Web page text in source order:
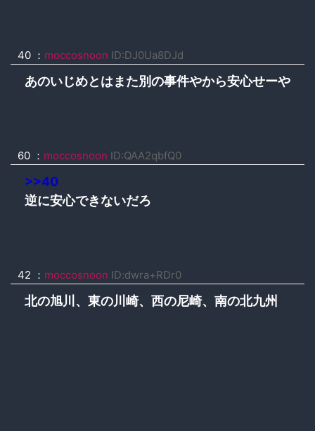
40 ： moccosnoon ID:DJ0Ua8DJd
あのいじめとはまた別の事件やから安心せーや
60 ： moccosnoon ID:QAA2qbfQ0
>>40
逆に安心できないだろ
42 ： moccosnoon ID:dwra+RDr0
北の旭川、東の川崎、西の尼崎、南の北九州